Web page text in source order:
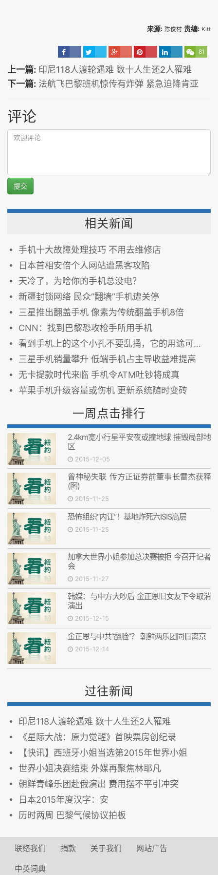
来源: 陈俊村 责编: Kitt
81
上一篇: 印尼118人渡轮遇难 数十人生还2人罹难
下一篇: 法航飞巴黎班机惊传有炸弹 紧急迫降肯亚
评论
提交
相关新闻
手机十大故障处理技巧 不用去维修店
日本首相安倍个人网站遭黑客攻陷
天冷了，为啥你的手机总没电？
新疆封锁网络 民众“翻墙”手机遭关停
三星推出翻盖手机 像素为传统翻盖手机8倍
CNN：找到巴黎恐攻枪手所用手机
看到手机上的这个小孔不要乱捅，它的用途可是非常重要的！
三星手机销量攀升 低端手机占主导收益难提高
无卡提款时代来临 手机令ATM吐钞将成真
苹果手机升级容量或伤机 更新系统随时变砖
一周点击排行
2.4km宽小行星平安夜或撞地球 摧毁局部地
区
2015-12-05
曾神秘失联 传方正证券前董事长雷杰获释
(图)
2015-11-25
恐怖组织“内讧”！基地炸死六ISIS高层
2015-11-25
加拿大世界小姐参加总决赛被拒 今召开记者
会
2015-11-27
韩媒：与中方大吵后 金正恩旧女友下令取消
演出
2015-12-15
金正恩与中共“翻脸”？ 朝鲜两乐团同日离京
2015-12-14
过往新闻
印尼118人渡轮遇难 数十人生还2人罹难
《星际大战：原力觉醒》首映票房创纪录
【快讯】西班牙小姐当选第2015年世界小姐
世界小姐决赛结束 外媒再聚焦林耶凡
朝鲜青峰乐团赴俄演出 费用摆不平引冲突
日本2015年度汉字：安
历时两周 巴黎气候协议拍板
联络我们 捐款 关于我们 网站广告
中英词典